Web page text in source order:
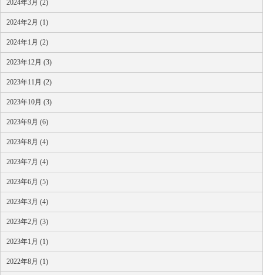
2024年3月 (2)
2024年2月 (1)
2024年1月 (2)
2023年12月 (3)
2023年11月 (2)
2023年10月 (3)
2023年9月 (6)
2023年8月 (4)
2023年7月 (4)
2023年6月 (5)
2023年3月 (4)
2023年2月 (3)
2023年1月 (1)
2022年8月 (1)